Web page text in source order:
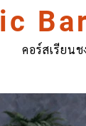
คอร์สเรียน